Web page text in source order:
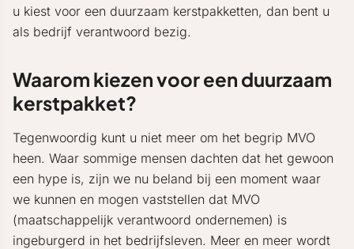
u kiest voor een duurzaam kerstpakketten, dan bent u
als bedrijf verantwoord bezig.
Waarom kiezen voor een duurzaam
kerstpakket?
Tegenwoordig kunt u niet meer om het begrip MVO
heen. Waar sommige mensen dachten dat het gewoon
een hype is, zijn we nu beland bij een moment waar
we kunnen en mogen vaststellen dat MVO
(maatschappelijk verantwoord ondernemen) is
ingeburgerd in het bedrijfsleven. Meer en meer wordt